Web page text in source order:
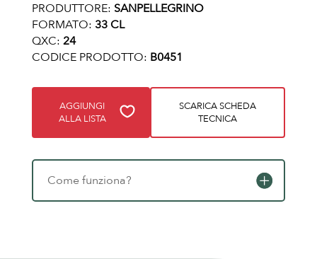
PRODUTTORE: SANPELLEGRINO
FORMATO: 33 CL
QXC: 24
CODICE PRODOTTO: B0451
AGGIUNGI
ALLA LISTA
SCARICA SCHEDA
TECNICA
Come funziona?